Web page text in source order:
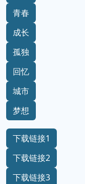
青春
成长
孤独
回忆
城市
梦想
下载链接1
下载链接2
下载链接3